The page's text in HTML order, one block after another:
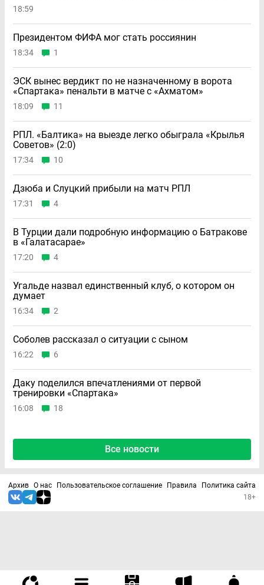
18:59
Президентом ФИФА мог стать россиянин
18:34 1
ЭСК вынес вердикт по не назначенному в ворота
«Спартака» пенальти в матче с «Ахматом»
18:09 11
РПЛ. «Балтика» на выезде легко обыграла «Крылья
Советов» (2:0)
17:34 10
Дзюба и Слуцкий прибыли на матч РПЛ
17:31 4
В Турции дали подробную информацию о Батракове
в «Галатасарае»
17:20 4
Угальде назвал единственный клуб, о котором он
думает
16:34 2
Соболев рассказал о ситуации с сыном
16:22 6
Даку поделился впечатлениями от первой
тренировки «Спартака»
16:08 18
Все новости
Архив О нас Пользовательское соглашение Правила
Политика сайта
18+